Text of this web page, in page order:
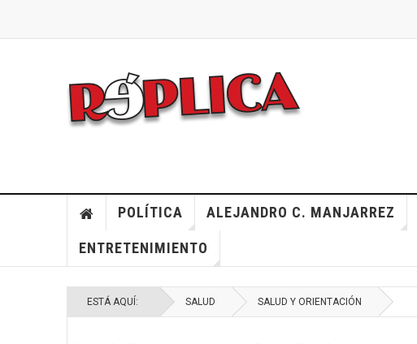
POLÍTICA ALEJANDRO C. MANJARREZ
ENTRETENIMIENTO
ESTÁ AQUÍ: SALUD SALUD Y ORIENTACIÓN